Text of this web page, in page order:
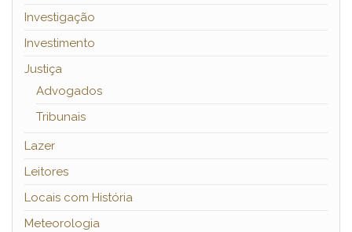
Investigação
Investimento
Justiça
Advogados
Tribunais
Lazer
Leitores
Locais com História
Meteorologia